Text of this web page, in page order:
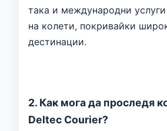
така и международни
на колети, покривайки
дестинации.
2. Как мога да проследя
Deltec Courier?